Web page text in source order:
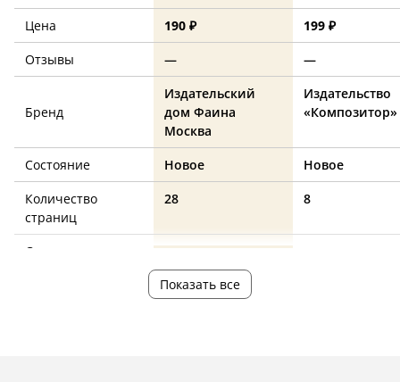
Цена 190 ₽
199 ₽
Отзывы
— —
Бренд
Издательский
дом Фаина
Москва
Издательство
«Композитор»
Состояние Новое
Новое
Количество
страниц
28 8
Страна
—
Показать все